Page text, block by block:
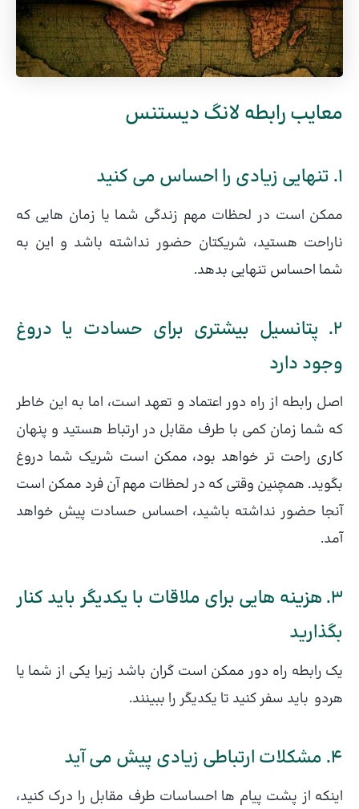
معایب رابطه لانگ دیستنس
1. تنهایی زیادی را احساس می کنید
ممکن است در لحظات مهم زندگی شما یا زمان هایی که
ناراحت هستید، شریکتان حضور نداشته باشد و این به
شما احساس تنهایی بدهد.
2. پتانسیل بیشتری برای حسادت یا دروغ
وجود دارد
اصل رابطه از راه دور اعتماد و تعهد است، اما به این خاطر
که شما زمان کمی با طرف مقابل در ارتباط هستید و پنهان
کاری راحت تر خواهد بود، ممکن است شریک شما دروغ
بگوید. همچنین وقتی که در لحظات مهم آن فرد ممکن است
آنجا حضور نداشته باشید، احساس حسادت پیش خواهد
آمد.
3. هزینه هایی برای ملاقات با یکدیگر باید کنار
بگذارید
یک رابطه راه دور ممکن است گران باشد زیرا یکی از شما یا
هردو باید سفر کنید تا یکدیگر را ببینند.
4. مشکلات ارتباطی زیادی پیش می آید
اینکه از پشت پیام ها احساسات طرف مقابل را درک کنید،